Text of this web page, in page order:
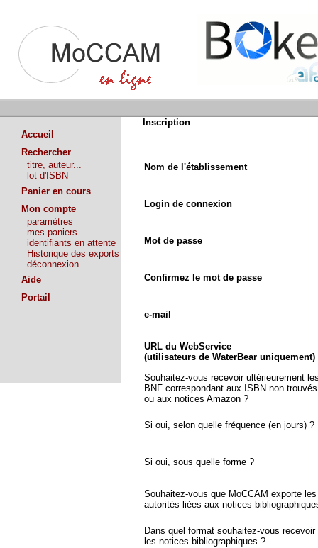
Accueil
Rechercher
titre, auteur...
lot d'ISBN
Panier en cours
Mon compte
paramètres
mes paniers
identifiants en attente
Historique des exports
déconnexion
Aide
Portail
Inscription
Nom de l'établissement
Login de connexion
Mot de passe
Confirmez le mot de passe
e-mail
URL du WebService
(utilisateurs de WaterBear uniquement)
Souhaitez-vous recevoir ultérieurement
BNF correspondant aux ISBN non trouvés
ou aux notices Amazon ?
Si oui, selon quelle fréquence (en jours) ?
Si oui, sous quelle forme ?
Souhaitez-vous que MoCCAM exporte
autorités liées aux notices
Dans quel format souhaitez-vous recevoir
les notices bibliographiques ?